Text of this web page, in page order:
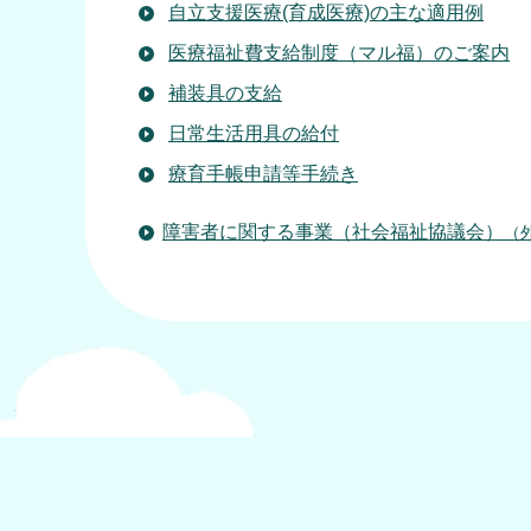
自立支援医療(育成医療)の主な適用例
医療福祉費支給制度（マル福）のご案内
補装具の支給
日常生活用具の給付
療育手帳申請等手続き
障害者に関する事業（社会福祉協議会） （